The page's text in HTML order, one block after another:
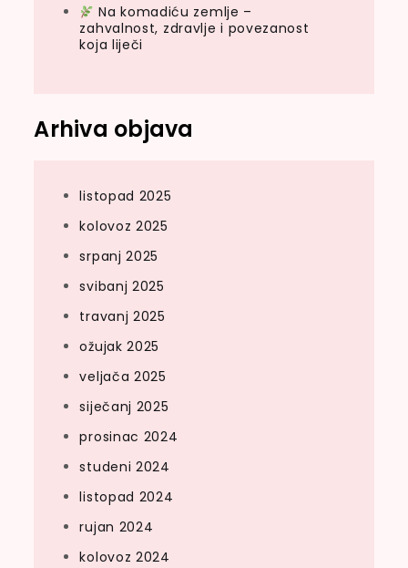
Na komadiću zemlje –
zahvalnost, zdravlje i povezanost
koja liječi
Arhiva objava
listopad 2025
kolovoz 2025
srpanj 2025
svibanj 2025
travanj 2025
ožujak 2025
veljača 2025
siječanj 2025
prosinac 2024
studeni 2024
listopad 2024
rujan 2024
kolovoz 2024